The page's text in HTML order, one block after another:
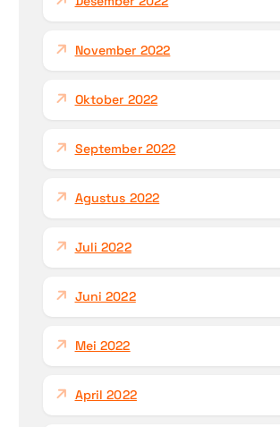
November 2022
Oktober 2022
September 2022
Agustus 2022
Juli 2022
Juni 2022
Mei 2022
April 2022